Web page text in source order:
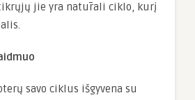
jie yra natūrali ciklo, kurį
savo ciklus išgyvena su